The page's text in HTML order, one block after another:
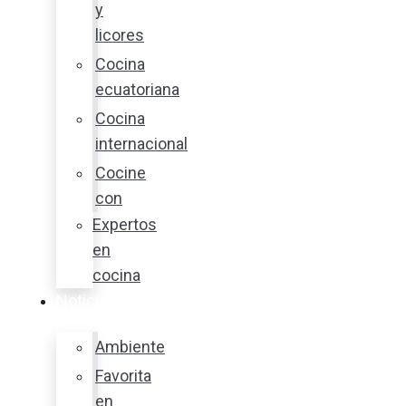
y
licores
Cocina
ecuatoriana
Cocina
internacional
Cocine
con
Expertos
en
cocina
Ambiente
Favorita
en